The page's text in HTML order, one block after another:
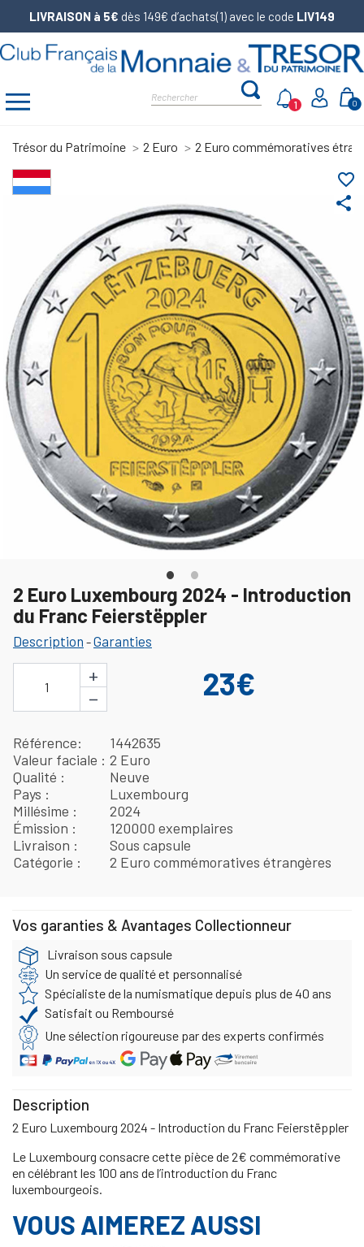
LIVRAISON à 5€ dès 149€ d’achats(1) avec le code LIV149
0
1
Trésor du Patrimoine 2 Euro 2 Euro commémoratives
share
favorite_border
2 Euro Luxembourg 2024 - Introduction
du Franc Feierstëppler
Description -Garanties
1
+
−
23€
Référence
1442635
Valeur faciale
2 Euro
Qualité
Neuve
Pays
Luxembourg
Millésime
2024
Émission
120000 exemplaires
Livraison
Sous capsule
Catégorie
2 Euro commémoratives étrangères
Vos garanties & Avantages Collectionneur
Livraison sous capsule
Un service de qualité et personnalisé
Spécialiste de la numismatique depuis plus de 40 ans
Satisfait ou Remboursé
Une sélection rigoureuse par des experts confirmés
Description
2 Euro Luxembourg 2024 - Introduction du Franc Feierstëppler
Le Luxembourg consacre cette pièce de 2€ commémorative
en célébrant les 100 ans de l’introduction du Franc
luxembourgeois.
VOUS AIMEREZ AUSSI